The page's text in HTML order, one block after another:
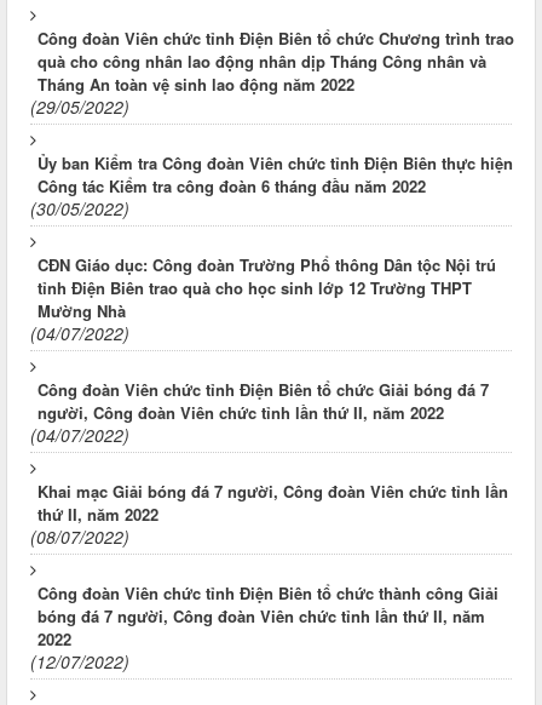
Công đoàn Viên chức tỉnh Điện Biên tổ chức Chương trình trao
quà cho công nhân lao động nhân dịp Tháng Công nhân và
Tháng An toàn vệ sinh lao động năm 2022
(29/05/2022)
Ủy ban Kiểm tra Công đoàn Viên chức tỉnh Điện Biên thực hiện
Công tác Kiểm tra công đoàn 6 tháng đầu năm 2022
(30/05/2022)
CĐN Giáo dục: Công đoàn Trường Phổ thông Dân tộc Nội trú
tỉnh Điện Biên trao quà cho học sinh lớp 12 Trường THPT
Mường Nhà
(04/07/2022)
Công đoàn Viên chức tỉnh Điện Biên tổ chức Giải bóng đá 7
người, Công đoàn Viên chức tỉnh lần thứ II, năm 2022
(04/07/2022)
Khai mạc Giải bóng đá 7 người, Công đoàn Viên chức tỉnh lần
thứ II, năm 2022
(08/07/2022)
Công đoàn Viên chức tỉnh Điện Biên tổ chức thành công Giải
bóng đá 7 người, Công đoàn Viên chức tỉnh lần thứ II, năm
2022
(12/07/2022)